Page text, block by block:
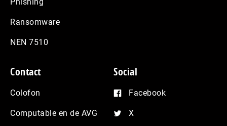
Ransomware
NEN 7510
Contact
Colofon
Computable en de AVG
Social
Facebook
X